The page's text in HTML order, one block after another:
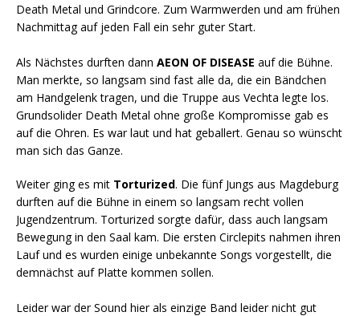
Death Metal und Grindcore. Zum Warmwerden und am frühen
Nachmittag auf jeden Fall ein sehr guter Start.
Als Nächstes durften dann AEON OF DISEASE auf die Bühne.
Man merkte, so langsam sind fast alle da, die ein Bändchen
am Handgelenk tragen, und die Truppe aus Vechta legte los.
Grundsolider Death Metal ohne große Kompromisse gab es
auf die Ohren. Es war laut und hat geballert. Genau so wünscht
man sich das Ganze.
Weiter ging es mit Torturized. Die fünf Jungs aus Magdeburg
durften auf die Bühne in einem so langsam recht vollen
Jugendzentrum. Torturized sorgte dafür, dass auch langsam
Bewegung in den Saal kam. Die ersten Circlepits nahmen ihren
Lauf und es wurden einige unbekannte Songs vorgestellt, die
demnächst auf Platte kommen sollen.
Leider war der Sound hier als einzige Band leider nicht gut